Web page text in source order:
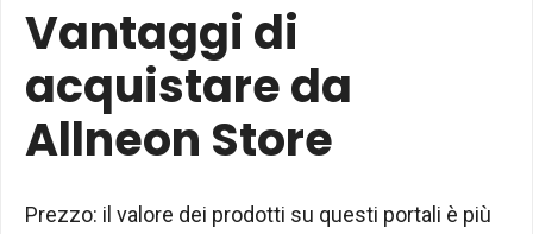
Vantaggi di
acquistare da
Allneon Store
Prezzo: il valore dei prodotti su questi portali è più